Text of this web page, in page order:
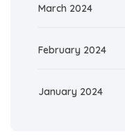
March 2024
February 2024
January 2024